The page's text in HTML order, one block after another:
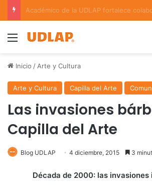
Menu
Inicio / Arte y Cultura
Arte y Cultura Capilla del Arte
Las invasiones
Capilla del Arte
Blog UDLAP 4 diciembre, 2015 3
Década de 2000: las invasiones